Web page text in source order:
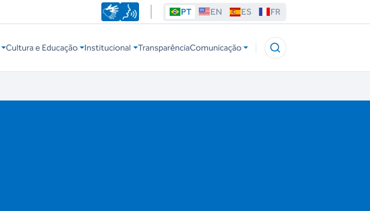
PT EN ES FR
Cultura e Educação Institucional TransparênciaComunicação